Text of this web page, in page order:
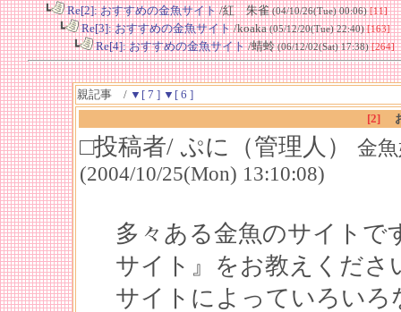
┗ Re[2]: おすすめの金魚サイト/紅 朱雀(04/10/26(Tue) 00:06)[11]
┗ Re[3]: おすすめの金魚サイト/koaka(05/12/20(Tue) 22:40)[163]
┗ Re[4]: おすすめの金魚サイト/蜻蛉(06/12/02(Sat) 17:38)[264]
親記事 / ▼[ 7 ] ▼[ 6 ]
[2]
□投稿者/ ぷに（管理人）
金
(2004/10/25(Mon) 13:10:08)
多々ある金魚のサイトで
サイト』をお教えくださ
サイトによっていろい